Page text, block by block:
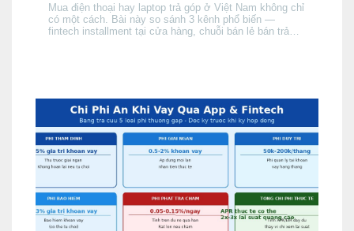
Mua điện thoại hay laptop trả góp ở Việt Nam không chỉ
có một cách. Bài này so sánh 3 kênh phổ biến —
fintech installment tại cửa hàng, chuỗi bán lẻ bán trả